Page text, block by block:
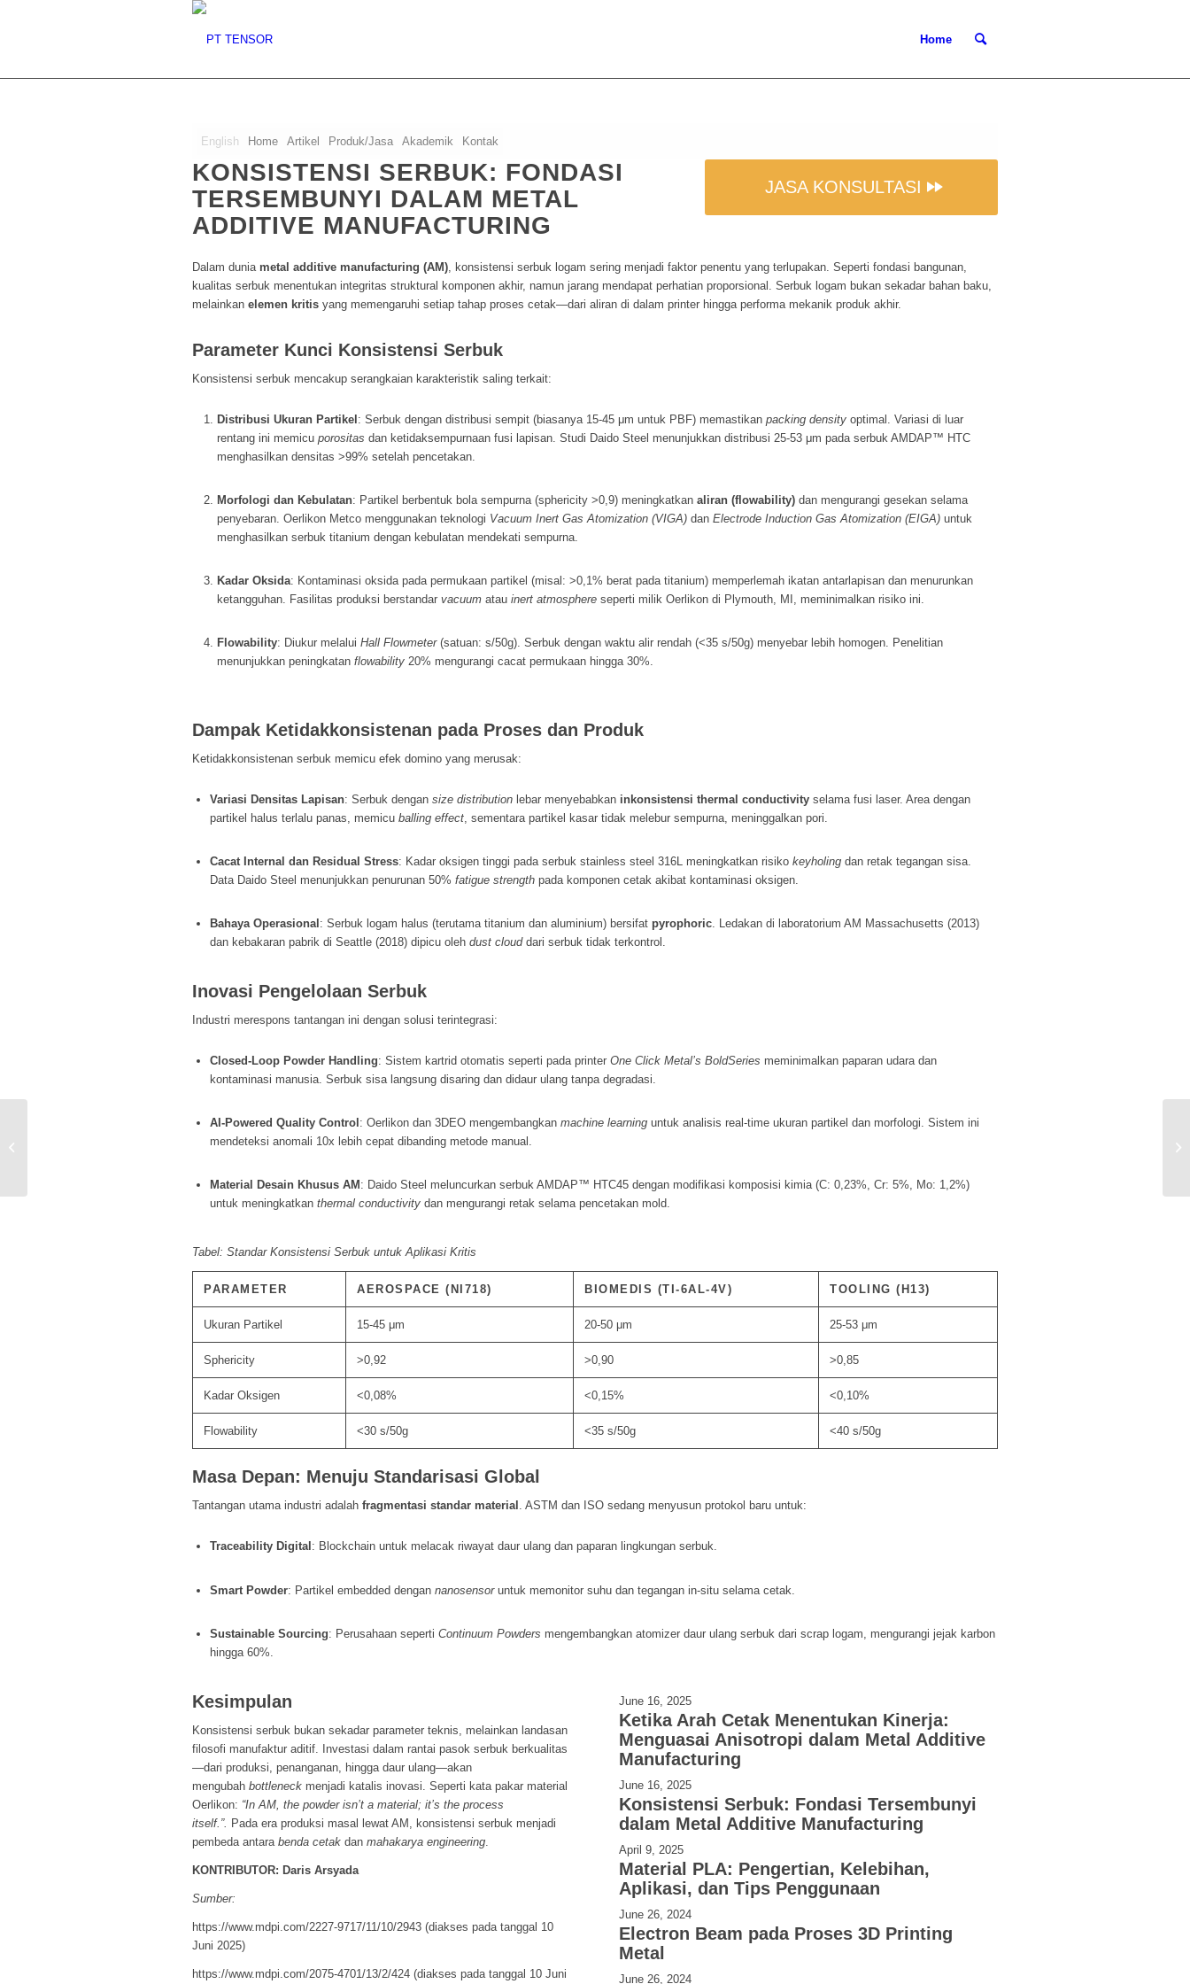
Home
English Home Artikel Produk/Jasa Akademik Kontak
KONSISTENSI SERBUK: FONDASI
TERSEMBUNYI DALAM METAL
ADDITIVE MANUFACTURING
JASA KONSULTASI
Dalam dunia metal additive manufacturing (AM), konsistensi serbuk logam sering menjadi faktor penentu yang terlupakan. Seperti fondasi bangunan,
kualitas serbuk menentukan integritas struktural komponen akhir, namun jarang mendapat perhatian proporsional. Serbuk logam bukan sekadar bahan baku,
melainkan elemen kritis yang memengaruhi setiap tahap proses cetak—dari aliran di dalam printer hingga performa mekanik produk akhir.
Parameter Kunci Konsistensi Serbuk
Konsistensi serbuk mencakup serangkaian karakteristik saling terkait:
Distribusi Ukuran Partikel : Serbuk dengan distribusi sempit (biasanya 15-45 μm untuk PBF) memastikan packing density optimal. Variasi di luar
rentang ini memicu porositas dan ketidaksempurnaan fusi lapisan. Studi Daido Steel menunjukkan distribusi 25-53 μm pada serbuk AMDAP™ HTC
menghasilkan densitas >99% setelah pencetakan.
Morfologi dan Kebulatan: Partikel berbentuk bola sempurna (sphericity >0,9) meningkatkan aliran (flowability) dan mengurangi gesekan selama
penyebaran. Oerlikon Metco menggunakan teknologi Vacuum Inert Gas Atomization (VIGA) dan Electrode Induction Gas Atomization (EIGA) untuk
menghasilkan serbuk titanium dengan kebulatan mendekati sempurna.
Kadar Oksida: Kontaminasi oksida pada permukaan partikel (misal: >0,1% berat pada titanium) memperlemah ikatan antarlapisan dan menurunkan
ketangguhan. Fasilitas produksi berstandar vacuum atau inert atmosphere seperti milik Oerlikon di Plymouth, MI, meminimalkan risiko ini.
Flowability: Diukur melalui Hall Flowmeter(satuan: s/50g). Serbuk dengan waktu alir rendah (<35 s/50g) menyebar lebih homogen. Penelitian
menunjukkan peningkatan flowability 20% mengurangi cacat permukaan hingga 30%.
Dampak Ketidakkonsistenan pada Proses dan Produk
Ketidakkonsistenan serbuk memicu efek domino yang merusak:
Variasi Densitas Lapisan: Serbuk dengan size distribution lebar menyebabkan inkonsistensi thermal conductivity selama fusi laser. Area dengan
partikel halus terlalu panas, memicu balling effect , sementara partikel kasar tidak melebur sempurna, meninggalkan pori.
Cacat Internal dan Residual Stress: Kadar oksigen tinggi pada serbuk stainless steel 316L meningkatkan risiko keyholing dan retak tegangan sisa.
Data Daido Steel menunjukkan penurunan 50% fatigue strength pada komponen cetak akibat kontaminasi oksigen.
Bahaya Operasional : Serbuk logam halus (terutama titanium dan aluminium) bersifat pyrophoric . Ledakan di laboratorium AM Massachusetts (2013)
dan kebakaran pabrik di Seattle (2018) dipicu oleh dust clouddari serbuk tidak terkontrol.
Inovasi Pengelolaan Serbuk
Industri merespons tantangan ini dengan solusi terintegrasi:
Closed-Loop Powder Handling: Sistem kartrid otomatis seperti pada printer One Click Metal’s BoldSeries meminimalkan paparan udara dan
kontaminasi manusia. Serbuk sisa langsung disaring dan didaur ulang tanpa degradasi.
AI-Powered Quality Control : Oerlikon dan 3DEO mengembangkan machine learning untuk analisis real-time ukuran partikel dan morfologi. Sistem ini
mendeteksi anomali 10x lebih cepat dibanding metode manual.
Material Desain Khusus AM : Daido Steel meluncurkan serbuk AMDAP™ HTC45 dengan modifikasi komposisi kimia (C: 0,23%, Cr: 5%, Mo: 1,2%)
untuk meningkatkan thermal conductivity dan mengurangi retak selama pencetakan mold.
Tabel: Standar Konsistensi Serbuk untuk Aplikasi Kritis
PARAMETER AEROSPACE (NI718) BIOMEDIS (TI-6AL-4V) TOOLING (H13)
Ukuran Partikel 15-45 μm 20-50 μm 25-53 μm
Sphericity >0,92 >0,90 >0,85
Kadar Oksigen <0,08% <0,15% <0,10%
Flowability <30 s/50g <35 s/50g <40 s/50g
Masa Depan: Menuju Standarisasi Global
Tantangan utama industri adalah fragmentasi standar material . ASTM dan ISO sedang menyusun protokol baru untuk:
Traceability Digital : Blockchain untuk melacak riwayat daur ulang dan paparan lingkungan serbuk.
Smart Powder: Partikel embedded dengan nanosensoruntuk memonitor suhu dan tegangan in-situ selama cetak.
Sustainable Sourcing: Perusahaan seperti Continuum Powders mengembangkan atomizer daur ulang serbuk dari scrap logam, mengurangi jejak karbon
hingga 60%.
Kesimpulan
Konsistensi serbuk bukan sekadar parameter teknis, melainkan landasan
filosofi manufaktur aditif. Investasi dalam rantai pasok serbuk berkualitas
—dari produksi, penanganan, hingga daur ulang—akan
mengubah bottleneck menjadi katalis inovasi. Seperti kata pakar material
Oerlikon: “In AM, the powder isn’t a material; it’s the process
itself.”. Pada era produksi masal lewat AM, konsistensi serbuk menjadi
pembeda antara benda cetak dan mahakarya engineering
KONTRIBUTOR: Daris Arsyada
Sumber:
https://www.mdpi.com/2227-9717/11/10/2943 (diakses pada tanggal 10
Juni 2025)
https://www.mdpi.com/2075-4701/13/2/424 (diakses pada tanggal 10 Juni
June 16, 2025
Ketika Arah Cetak Menentukan Kinerja:
Menguasai Anisotropi dalam Metal Additive
Manufacturing
June 16, 2025
Konsistensi Serbuk: Fondasi Tersembunyi
dalam Metal Additive Manufacturing
April 9, 2025
Material PLA: Pengertian, Kelebihan,
Aplikasi, dan Tips Penggunaan
June 26, 2024
Electron Beam pada Proses 3D Printing
Metal
June 26, 2024
otomotif – kualitas dan efisiensi biaya